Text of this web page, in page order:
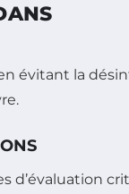
évitant la
d’évaluation